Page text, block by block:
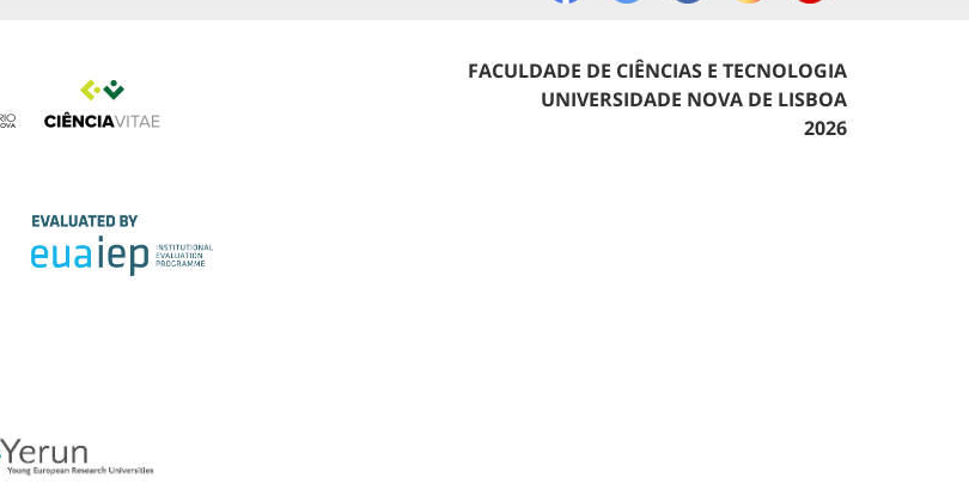
FACULDADE DE CIÊNCIAS E TECNOLOGIA
UNIVERSIDADE NOVA DE LISBOA
2026